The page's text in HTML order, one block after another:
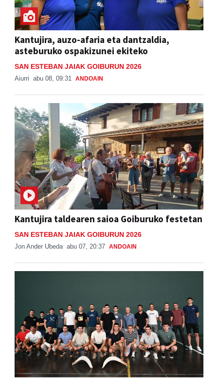
Kantujira, auzo-afaria eta dantzaldia,
asteburuko ospakizunei ekiteko
SAN ESTEBAN JAIAK GOIBURUN 2026
Aiurri abu 08, 09:31 ANDOAIN
Kantujira taldearen saioa Goiburuko festetan
SAN ESTEBAN JAIAK GOIBURUN 2026
Jon Ander Ubeda abu 07, 20:37 ANDOAIN